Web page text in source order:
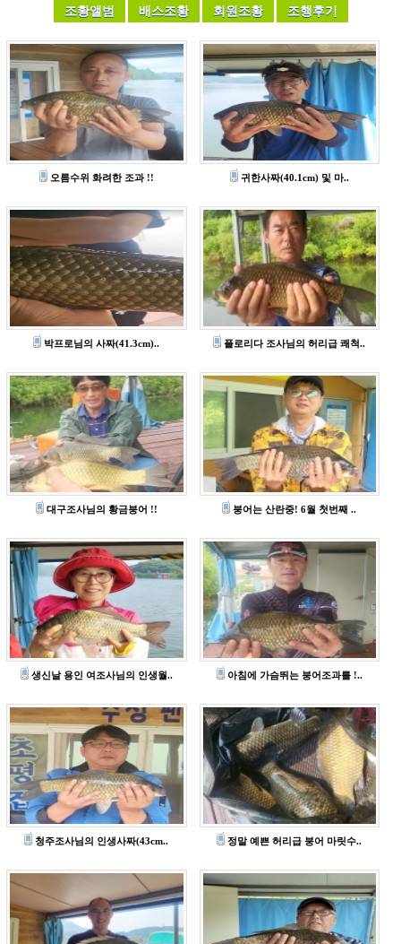
오름수위 화려한 조과 !! 귀한사짜(40.1cm) 및 마..
박프로님의 사짜(41.3cm).. 플로리다 조사님의 허리급 쾌척..
대구조사님의 황금붕어 !! 붕어는 산란중! 6월 첫번째 ..
생신날 용인 여조사님의 인생월.. 아침에 가슴뛰는 붕어조과를 !..
청주조사님의 인생사짜(43cm.. 정말 예쁜 허리급 붕어 마릿수..